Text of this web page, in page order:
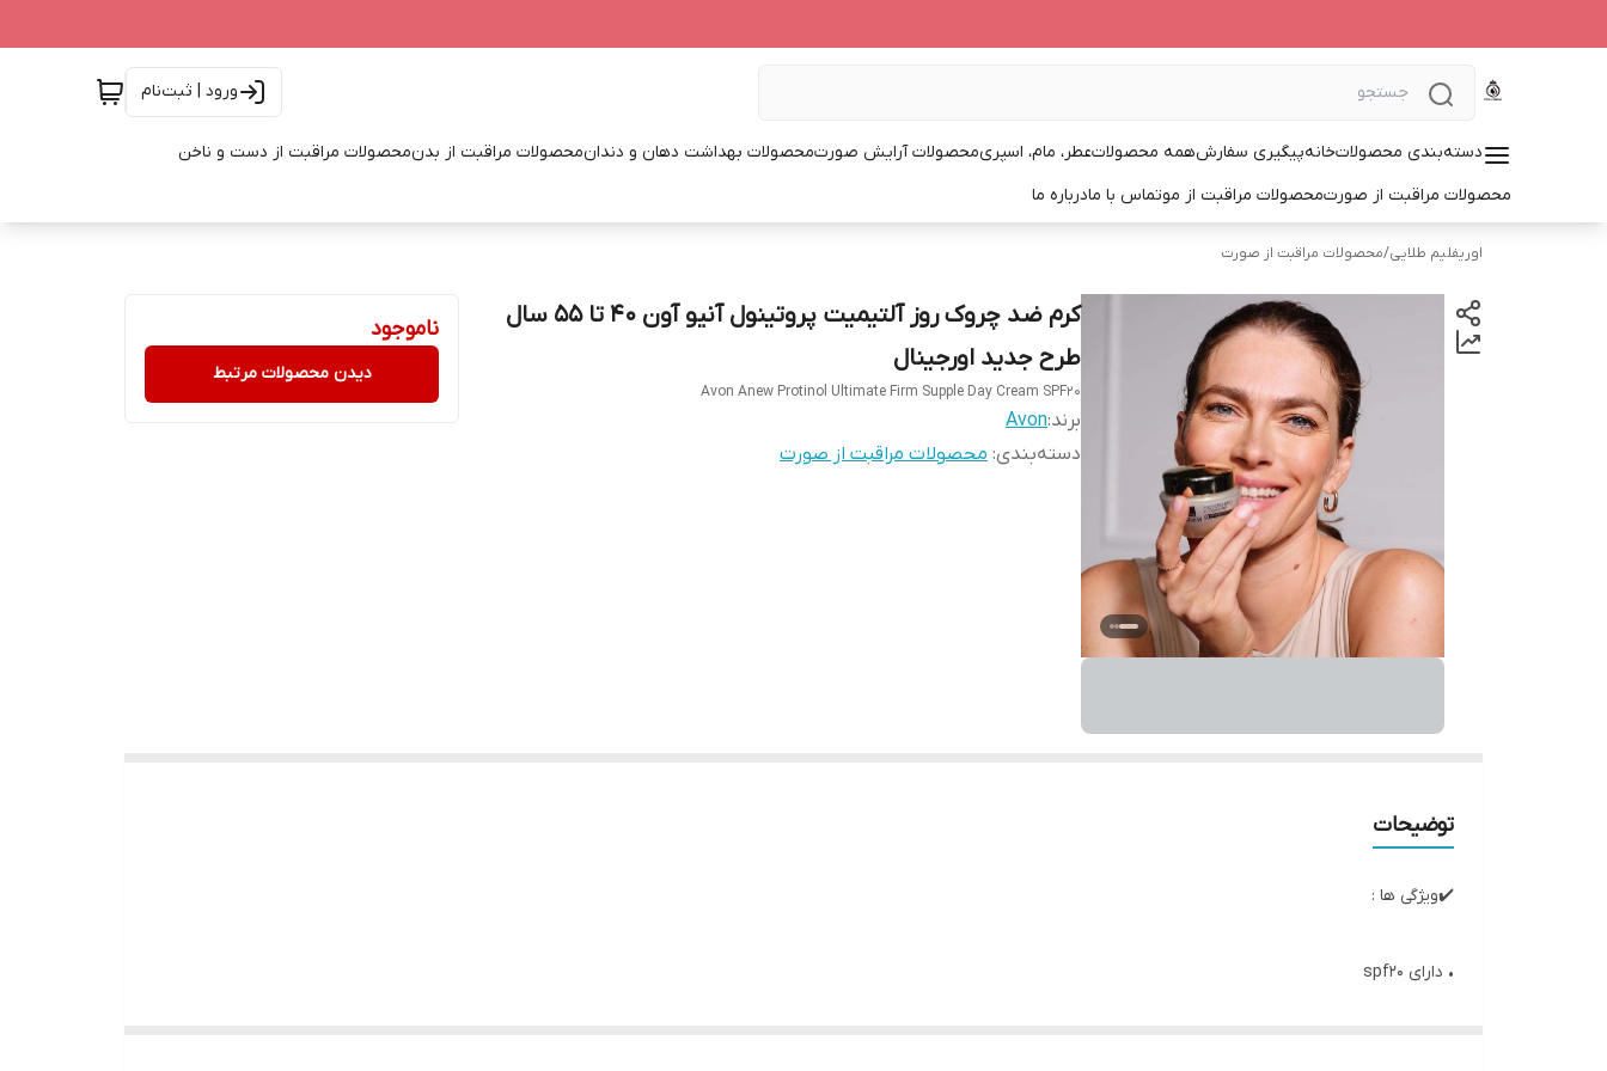
ورود | ثبت‌نام
دسته‌بندی محصولاتخانهپیگیری سفارشهمه محصولاتعطر، مام، اسپریمحصولات آرایش صورتمحصولات بهداشت دهان و دندانمحصولات مراقبت از بدنمحصولات مراقبت از دست و ناخن
محصولات مراقبت از صورتمحصولات مراقبت از موتماس با مادرباره ما
اوریفلیم طلایی/محصولات مراقبت از صورت
کرم ضد چروک روز آلتیمیت پروتینول آنیو آون 40 تا 55 سال
طرح جدید اورجینال
Avon Anew Protinol Ultimate Firm Supple Day Cream SPF20
برند:Avon
دسته‌بندی: محصولات مراقبت از صورت
ناموجود
دیدن محصولات مرتبط
توضیحات
✔️ویژگی ها :
• دارای spf20